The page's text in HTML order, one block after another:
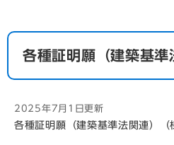
各種証明願（建築基準
2025年7月1日更新
各種証明願（建築基準法関連）（